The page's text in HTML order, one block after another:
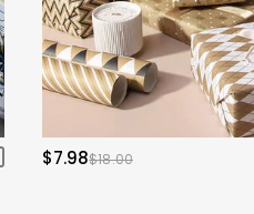
$7.98$18.00